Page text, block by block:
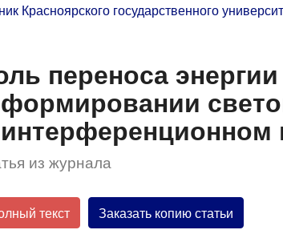
Красноярского государственного
переноса
из журнала
текст Заказать копию статьи